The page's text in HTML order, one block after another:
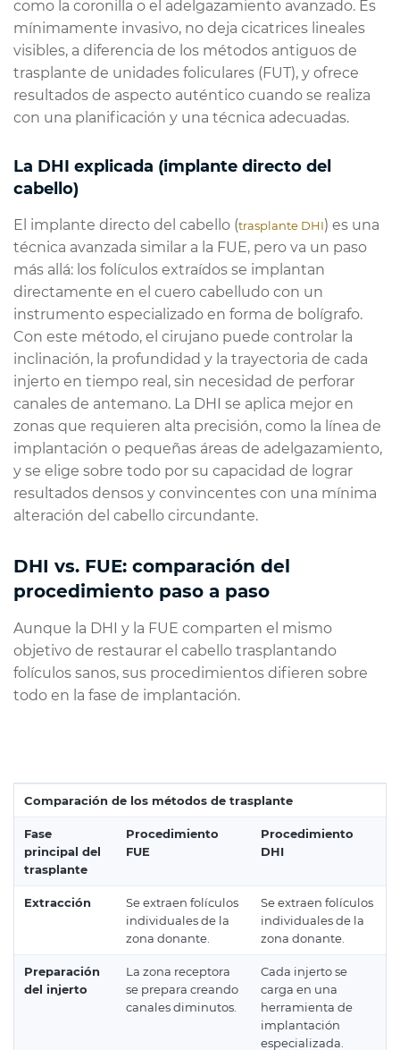
como la coronilla o el adelgazamiento avanzado. Es
mínimamente invasivo, no deja cicatrices lineales
visibles, a diferencia de los métodos antiguos de
trasplante de unidades foliculares (FUT), y ofrece
resultados de aspecto auténtico cuando se realiza
con una planificación y una técnica adecuadas.
La DHI explicada (implante directo del
cabello)
El implante directo del cabello (trasplante DHI) es una
técnica avanzada similar a la FUE, pero va un paso
más allá: los folículos extraídos se implantan
directamente en el cuero cabelludo con un
instrumento especializado en forma de bolígrafo.
Con este método, el cirujano puede controlar la
inclinación, la profundidad y la trayectoria de cada
injerto en tiempo real, sin necesidad de perforar
canales de antemano. La DHI se aplica mejor en
zonas que requieren alta precisión, como la línea de
implantación o pequeñas áreas de adelgazamiento,
y se elige sobre todo por su capacidad de lograr
resultados densos y convincentes con una mínima
alteración del cabello circundante.
DHI vs. FUE: comparación del
procedimiento paso a paso
Aunque la DHI y la FUE comparten el mismo
objetivo de restaurar el cabello trasplantando
folículos sanos, sus procedimientos difieren sobre
todo en la fase de implantación.
Comparación de los métodos de trasplante
Fase
principal del
trasplante
Procedimiento
FUE
Procedimiento
DHI
Extracción
Se extraen folículos
individuales de la
zona donante.
Se extraen folículos
individuales de la
zona donante.
Preparación
del injerto
La zona receptora
se prepara creando
canales diminutos.
Cada injerto se
carga en una
herramienta de
implantación
especializada.